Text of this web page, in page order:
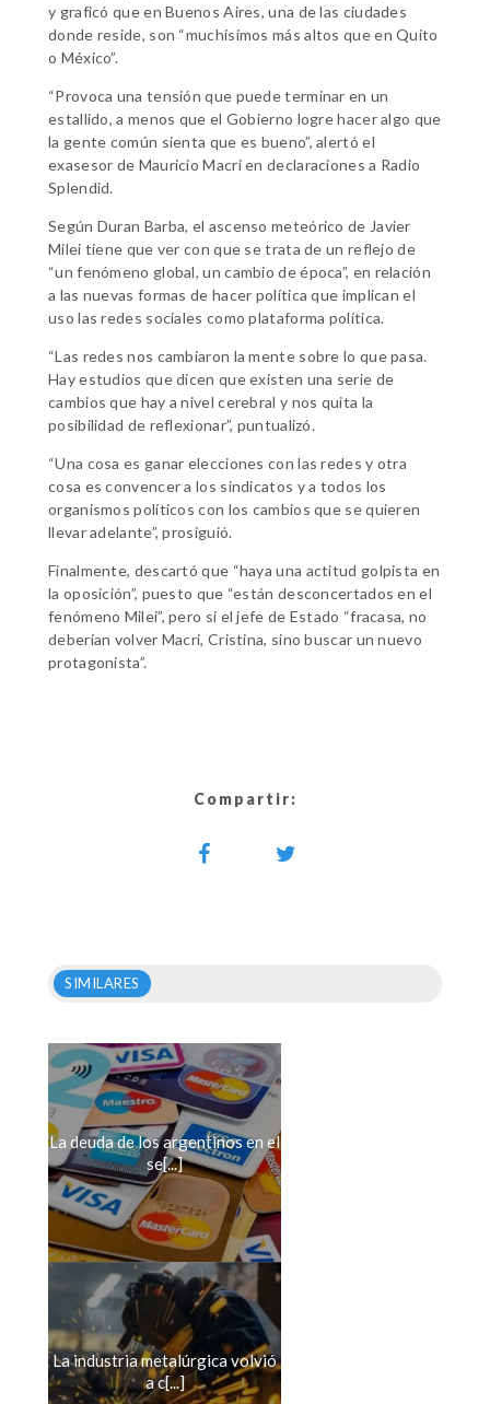
y graficó que en Buenos Aires, una de las ciudades
donde reside, son “muchísimos más altos que en Quito
o México”.
“Provoca una tensión que puede terminar en un
estallido, a menos que el Gobierno logre hacer algo que
la gente común sienta que es bueno”, alertó el
exasesor de Mauricio Macri en declaraciones a Radio
Splendid.
Según Duran Barba, el ascenso meteórico de Javier
Milei tiene que ver con que se trata de un reflejo de
“un fenómeno global, un cambio de época”, en relación
a las nuevas formas de hacer política que implican el
uso las redes sociales como plataforma política.
“Las redes nos cambiaron la mente sobre lo que pasa.
Hay estudios que dicen que existen una serie de
cambios que hay a nivel cerebral y nos quita la
posibilidad de reflexionar”, puntualizó.
“Una cosa es ganar elecciones con las redes y otra
cosa es convencer a los sindicatos y a todos los
organismos políticos con los cambios que se quieren
llevar adelante”, prosiguió.
Finalmente, descartó que “haya una actitud golpista en
la oposición”, puesto que “están desconcertados en el
fenómeno Milei”, pero si el jefe de Estado “fracasa, no
deberían volver Macri, Cristina, sino buscar un nuevo
protagonista”.
Compartir:
SIMILARES
La deuda de los argentinos en el
se[...]
La industria metalúrgica volvió
a c[...]